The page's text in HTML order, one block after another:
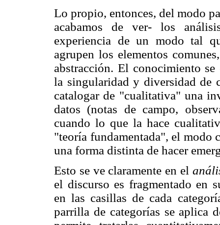
Lo propio, entonces, del modo
acabamos de ver- los
experiencia de un modo tal
agrupen los elementos
abstracción. El conocimiento
la singularidad y diversidad de
catalogar de "cualitativa" una
datos (notas de campo,
cuando lo que la hace
"teoría fundamentada", el modo
una forma distinta de hacer
Esto se ve claramente en el
el discurso es fragmentado en
en las casillas de cada
parrilla de categorías se aplica